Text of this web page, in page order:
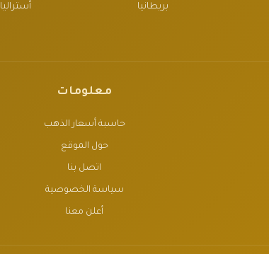
بريطانيا أستراليا
معلومات
حاسبة أسعار الذهب
حول الموقع
اتصل بنا
سياسة الخصوصية
أعلن معنا